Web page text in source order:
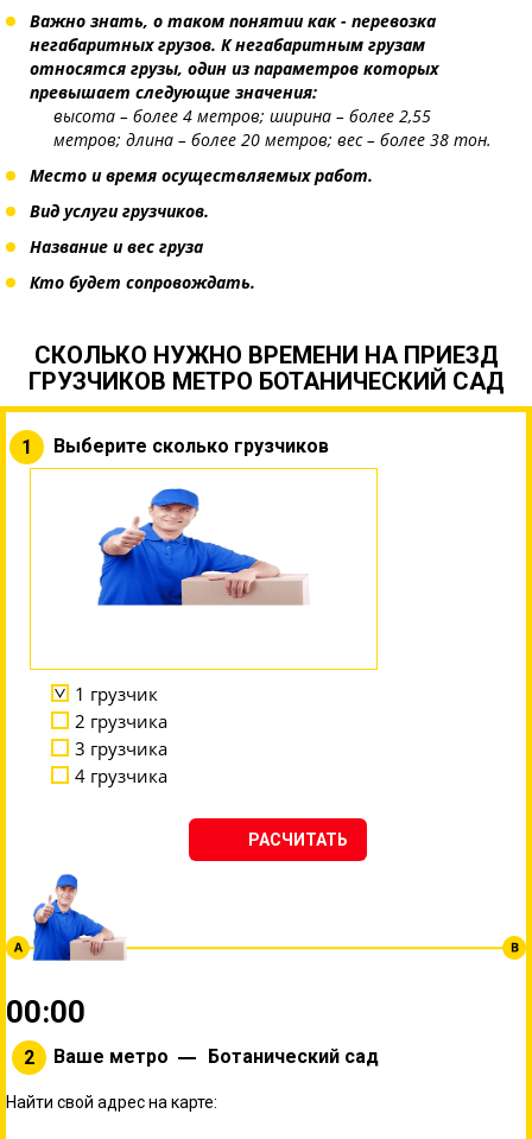
Важно знать, о таком понятии как - перевозка
негабаритных грузов. К негабаритным грузам
относятся грузы, один из параметров которых
превышает следующие значения:
высота – более 4 метров; ширина – более 2,55
метров; длина – более 20 метров; вес – более 38 тон.
Место и время осуществляемых работ.
Вид услуги грузчиков.
Название и вес груза
Кто будет сопровождать.
СКОЛЬКО НУЖНО ВРЕМЕНИ НА ПРИЕЗД
ГРУЗЧИКОВ МЕТРО БОТАНИЧЕСКИЙ САД
Выберите сколько грузчиков
1 грузчик
2 грузчика
3 грузчика
4 грузчика
РАСЧИТАТЬ
00:00
Ваше метро Ботанический сад
Найти свой адрес на карте: